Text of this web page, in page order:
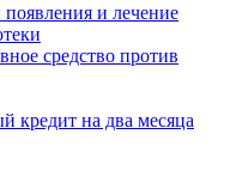
и лечение
средство против
кредит на два месяца